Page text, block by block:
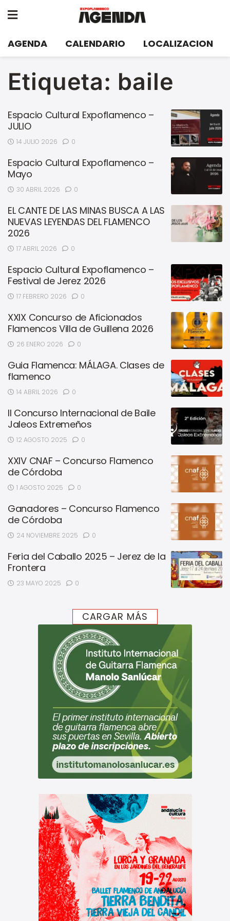
AGENDA CALENDARIO LOCALIZACION
Etiqueta: baile
Espacio Cultural Expoflamenco –
JULIO
14 JULIO 2026 0
Espacio Cultural Expoflamenco –
Mayo
30 ABRIL 2026 0
EL CANTE DE LAS MINAS BUSCA A LAS
NUEVAS LEYENDAS DEL FLAMENCO
2026
17 ABRIL 2026 0
Espacio Cultural Expoflamenco –
Festival de Jerez 2026
17 FEBRERO 2026 0
XXIX Concurso de Aficionados
Flamencos Villa de Guillena 2026
26 ENERO 2026 0
Guia Flamenca: MÁLAGA. Clases de
flamenco
14 ABRIL 2026 0
II Concurso Internacional de Baile
Jaleos Extremeños
12 AGOSTO 2025 0
XXIV CNAF – Concurso Flamenco
de Córdoba
1 AGOSTO 2025 0
Ganadores – Concurso Flamenco
de Córdoba
24 NOVIEMBRE 2025 0
Feria del Caballo 2025 – Jerez de la
Frontera
23 MAYO 2025 0
CARGAR MÁS